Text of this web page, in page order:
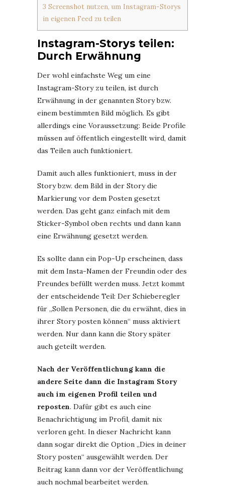
3 Screenshot nutzen, um Instagram-Storys
in eigenen Feed zu teilen
Instagram-Storys teilen:
Durch Erwähnung
Der wohl einfachste Weg um eine
Instagram-Story zu teilen, ist durch
Erwähnung in der genannten Story bzw.
einem bestimmten Bild möglich. Es gibt
allerdings eine Voraussetzung: Beide Profile
müssen auf öffentlich eingestellt wird, damit
das Teilen auch funktioniert.
Damit auch alles funktioniert, muss in der
Story bzw. dem Bild in der Story die
Markierung vor dem Posten gesetzt
werden. Das geht ganz einfach mit dem
Sticker-Symbol oben rechts und dann kann
eine Erwähnung gesetzt werden.
Es sollte dann ein Pop-Up erscheinen, dass
mit dem Insta-Namen der Freundin oder des
Freundes befüllt werden muss. Jetzt kommt
der entscheidende Teil: Der Schieberegler
für „Sollen Personen, die du erwähnt, dies in
ihrer Story posten können“ muss aktiviert
werden. Nur dann kann die Story später
auch geteilt werden.
Nach der Veröffentlichung kann die
andere Seite dann die Instagram Story
auch im eigenen Profil teilen und
reposten. Dafür gibt es auch eine
Benachrichtigung im Profil, damit nix
verloren geht. In dieser Nachricht kann
dann sogar direkt die Option „Dies in deiner
Story posten“ ausgewählt werden. Der
Beitrag kann dann vor der Veröffentlichung
auch nochmal bearbeitet werden.